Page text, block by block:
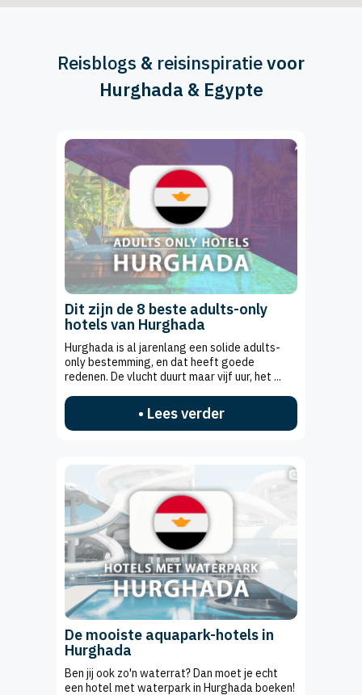
Reisblogs & reisinspiratievoor
Hurghada & Egypte
Dit zijn de 8 beste adults-only
hotels van Hurghada
Hurghada is al jarenlang een solide adults-
only bestemming, en dat heeft goede
redenen. De vlucht duurt maar vijf uur, het ...
• Lees verder
De mooiste aquapark-hotels in
Hurghada
Ben jij ook zo'n waterrat? Dan moet je echt
een hotel met waterpark in Hurghada boeken!